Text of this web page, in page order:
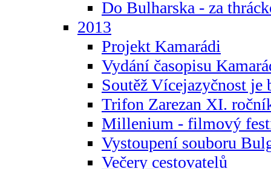
Do Bulharska - za
2013
Projekt Kamarádi
Vydání časopisu
Soutěž Vícejazyčnost je
Trifon Zarezan XI.
Millenium - filmový
Vystoupení souboru
Večery cestovatelů